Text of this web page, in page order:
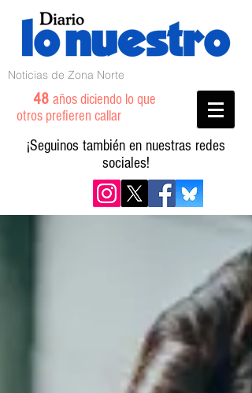
Noticias de Zona Norte
48 años diciendo lo que
otros prefieren callar
¡Seguinos también en nuestras redes
sociales!